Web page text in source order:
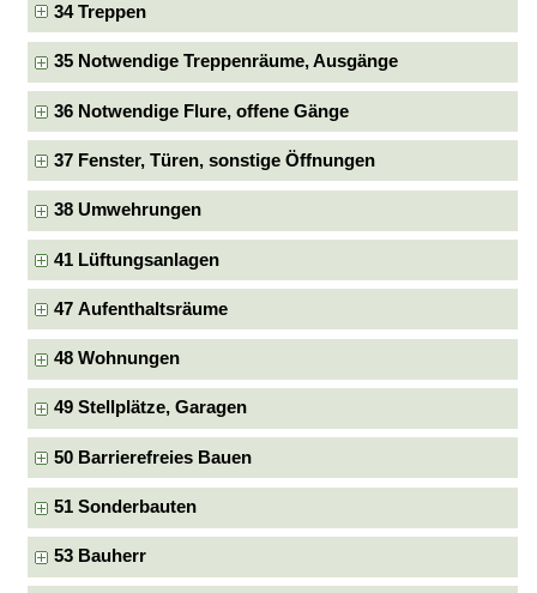
34 Treppen
35 Notwendige Treppenräume, Ausgänge
36 Notwendige Flure, offene Gänge
37 Fenster, Türen, sonstige Öffnungen
38 Umwehrungen
41 Lüftungsanlagen
47 Aufenthaltsräume
48 Wohnungen
49 Stellplätze, Garagen
50 Barrierefreies Bauen
51 Sonderbauten
53 Bauherr